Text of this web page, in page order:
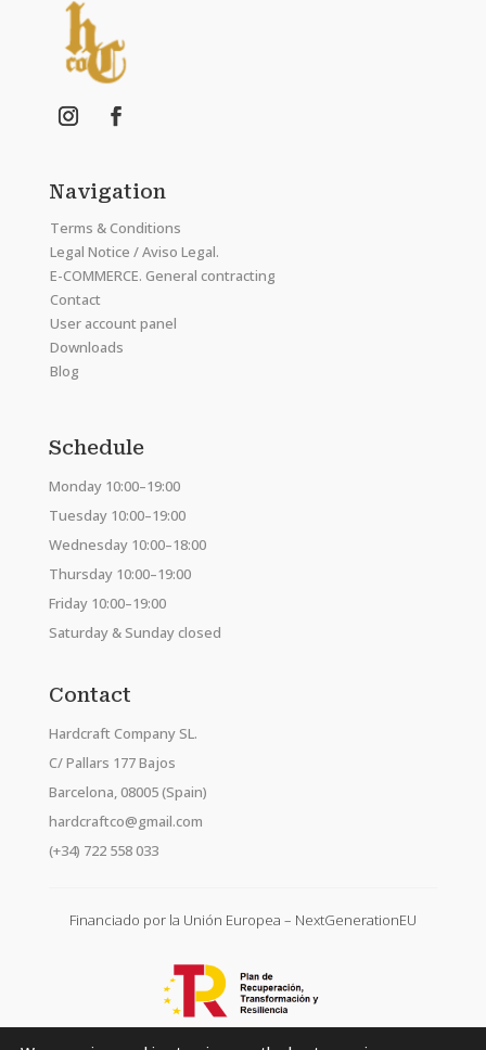
Navigation
Terms & Conditions
Legal Notice / Aviso Legal.
E-COMMERCE. General contracting
Contact
User account panel
Downloads
Blog
Schedule
Monday 10:00–19:00
Tuesday 10:00–19:00
Wednesday 10:00–18:00
Thursday 10:00–19:00
Friday 10:00–19:00
Saturday & Sunday closed
Contact
Hardcraft Company SL.
C/ Pallars 177 Bajos
Barcelona, 08005 (Spain)
hardcraftco@gmail.com
(+34) 722 558 033
Financiado por la Unión Europea – NextGenerationEU